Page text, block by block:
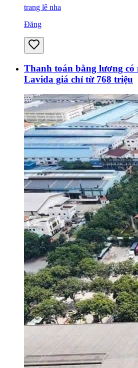
trang lê nha
Đăng
Thanh toán bằng lương có
Lavida giá chỉ từ 768 triệu